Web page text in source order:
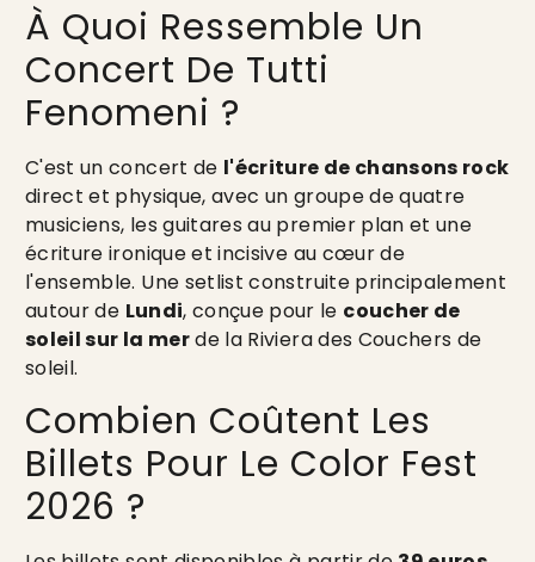
À Quoi Ressemble Un
Concert De Tutti
Fenomeni ?
C'est un concert de l'écriture de chansons rock
direct et physique, avec un groupe de quatre
musiciens, les guitares au premier plan et une
écriture ironique et incisive au cœur de
l'ensemble. Une setlist construite principalement
autour de Lundi, conçue pour le coucher de
soleil sur la merde la Riviera des Couchers de
soleil.
Combien Coûtent Les
Billets Pour Le Color Fest
2026 ?